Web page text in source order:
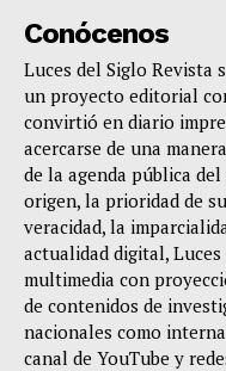
Conócenos
Luces del Siglo Revista
un proyecto editorial
convirtió en diario
acercarse de una
de la agenda pública
origen, la prioridad de
veracidad, la
actualidad digital,
multimedia con
de contenidos de
nacionales como
canal de YouTube y